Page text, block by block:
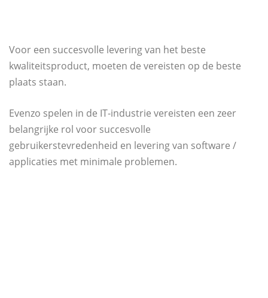
Voor een succesvolle levering van het beste
kwaliteitsproduct, moeten de vereisten op de beste
plaats staan.
Evenzo spelen in de IT-industrie vereisten een zeer
belangrijke rol voor succesvolle
gebruikerstevredenheid en levering van software /
applicaties met minimale problemen.